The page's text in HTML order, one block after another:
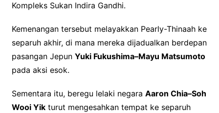
Kompleks Sukan Indira Gandhi.
Kemenangan tersebut melayakkan Pearly-Thinaah ke
separuh akhir, di mana mereka dijadualkan berdepan
pasangan Jepun Yuki Fukushima–Mayu Matsumoto
pada aksi esok.
Sementara itu, beregu lelaki negara Aaron Chia–Soh
Wooi Yikturut mengesahkan tempat ke separuh